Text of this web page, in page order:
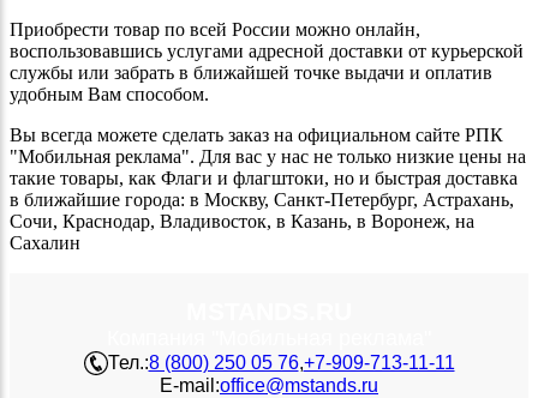
Приобрести товар по всей России можно онлайн,
воспользовавшись услугами адресной доставки от курьерской
службы или забрать в ближайшей точке выдачи и оплатив
удобным Вам способом.
Вы всегда можете сделать заказ на официальном сайте РПК
"Мобильная реклама". Для вас у нас не только низкие цены на
такие товары, как Флаги и флагштоки, но и быстрая доставка
в ближайшие города: в Москву, Санкт-Петербург, Астрахань,
Сочи, Краснодар, Владивосток, в Казань, в Воронеж, на
Сахалин
Тел.:8 (800) 250 05 76,+7-909-713-11-11
E-mail:office@mstands.ru